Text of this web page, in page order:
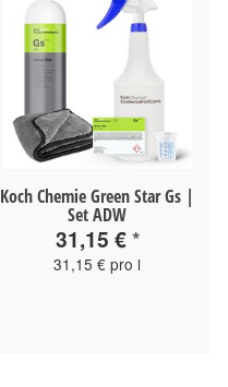
Koch Chemie Green Star Gs |
Set ADW
31,15 €*
31,15 € pro l